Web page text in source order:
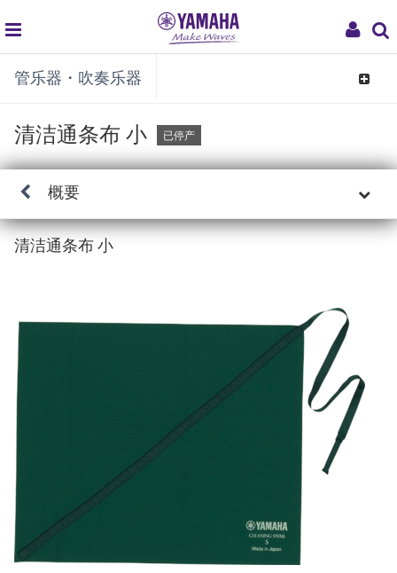
My
global
navigation
管乐器・吹奏乐器
Toggle
清洁通条布 小 已停产
概要
清洁通条布 小